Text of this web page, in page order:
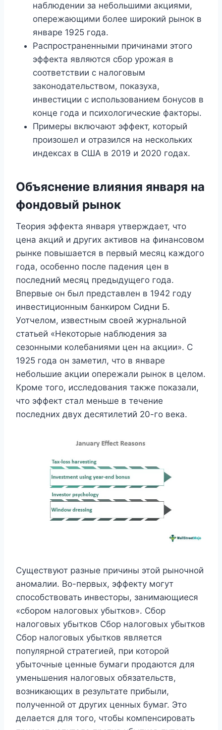
наблюдении за небольшими акциями,
опережающими более широкий рынок в
январе 1925 года.
Распространенными причинами этого
эффекта являются сбор урожая в
соответствии с налоговым
законодательством, показуха,
инвестиции с использованием бонусов в
конце года и психологические факторы.
Примеры включают эффект, который
произошел и отразился на нескольких
индексах в США в 2019 и 2020 годах.
Объяснение влияния января на
фондовый рынок
Теория эффекта января утверждает, что
цена акций и других активов на финансовом
рынке повышается в первый месяц каждого
года, особенно после падения цен в
последний месяц предыдущего года.
Впервые он был представлен в 1942 году
инвестиционным банкиром Сидни Б.
Уотчелом, известным своей журнальной
статьей «Некоторые наблюдения за
сезонными колебаниями цен на акции». С
1925 года он заметил, что в январе
небольшие акции опережали рынок в целом.
Кроме того, исследования также показали,
что эффект стал меньше в течение
последних двух десятилетий 20-го века.
Существуют разные причины этой рыночной
аномалии. Во-первых, эффекту могут
способствовать инвесторы, занимающиеся
«сбором налоговых убытков». Сбор
налоговых убытков Сбор налоговых убытков
Сбор налоговых убытков является
популярной стратегией, при которой
убыточные ценные бумаги продаются для
уменьшения налоговых обязательств,
возникающих в результате прибыли,
полученной от других ценных бумаг. Это
делается для того, чтобы компенсировать